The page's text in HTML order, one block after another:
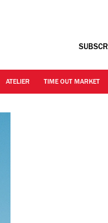
ATELIER TIME OUT MARKET